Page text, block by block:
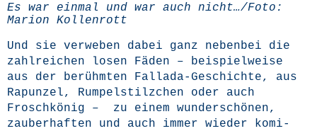
Es war ein­mal und war auch nicht…/Foto:
Mari­on Kollenrott
Und sie ver­we­ben dabei ganz neben­bei die
zahl­rei­chen losen Fäden – bei­spiel­wei­se
aus der berühm­ten Fal­la­da-Geschich­te, aus
Rapun­zel, Rum­pel­stilz­chen oder auch
Frosch­kö­nig – zu einem wun­der­schö­nen,
zau­ber­haf­ten und auch immer wie­der komi­